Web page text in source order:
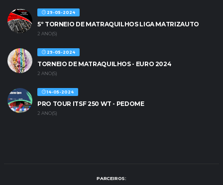
29-05-2024
5º TORNEIO DE MATRAQUILHOS LIGA MATRIZAUTO
2 ANO(S)
29-05-2024
TORNEIO DE MATRAQUILHOS - EURO 2024
2 ANO(S)
14-05-2024
PRO TOUR ITSF 250 WT - PEDOME
2 ANO(S)
PARCEIROS: